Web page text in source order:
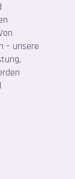
– unsere